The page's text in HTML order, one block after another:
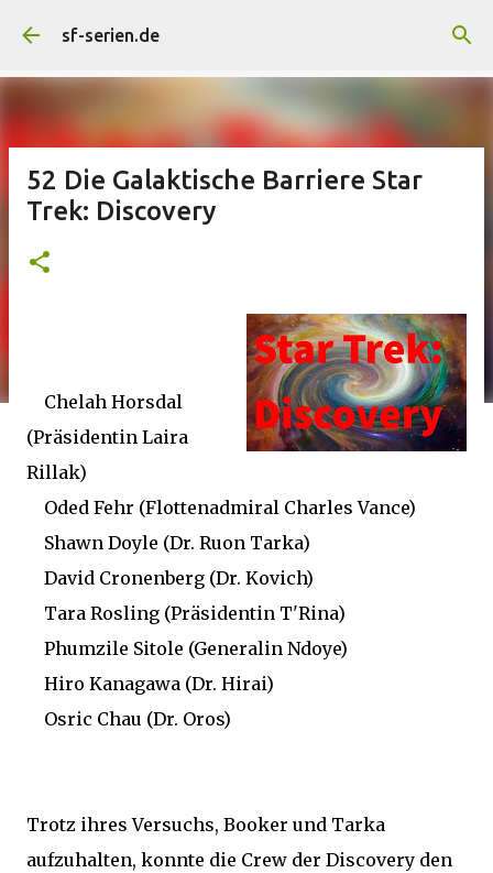
Direkt zum Hauptbereich
sf-serien.de
52 Die Galaktische Barriere Star
Trek: Discovery
Chelah Horsdal
(Präsidentin Laira
Rillak)
Oded Fehr (Flottenadmiral Charles Vance)
Shawn Doyle (Dr. Ruon Tarka)
David Cronenberg (Dr. Kovich)
Tara Rosling (Präsidentin T'Rina)
Phumzile Sitole (Generalin Ndoye)
Hiro Kanagawa (Dr. Hirai)
Osric Chau (Dr. Oros)
Trotz ihres Versuchs, Booker und Tarka
aufzuhalten, konnte die Crew der Discovery den